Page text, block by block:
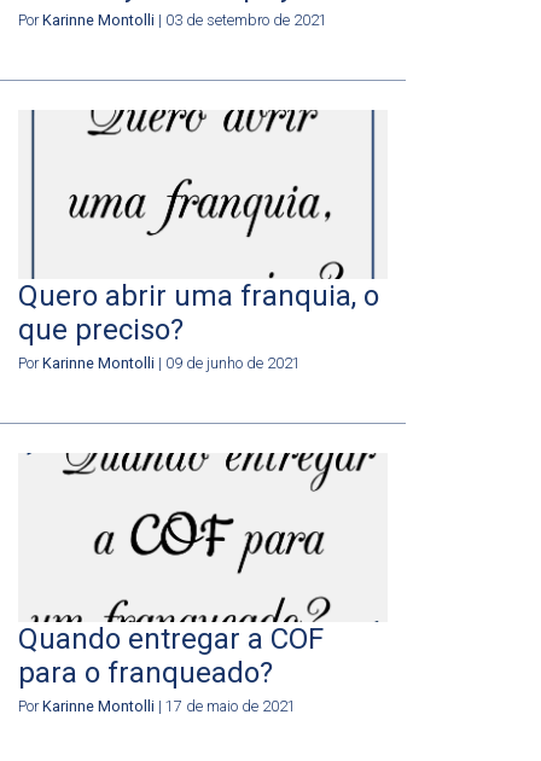
PorKarinne Montolli | 03 de setembro de 2021
Quero abrir uma franquia, o
que preciso?
PorKarinne Montolli | 09 de junho de 2021
Quando entregar a COF
para o franqueado?
PorKarinne Montolli | 17 de maio de 2021